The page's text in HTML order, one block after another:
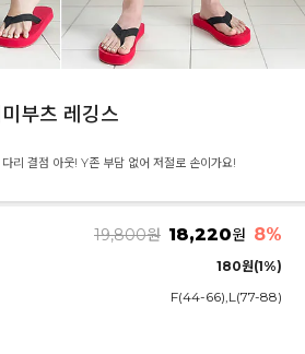
부츠 레깅스
리 결점 아웃! Y존 부담 없어 저절로 손이가요!
19,800원 18,220원 8%
180원(1%)
F(44-66),L(77-88)